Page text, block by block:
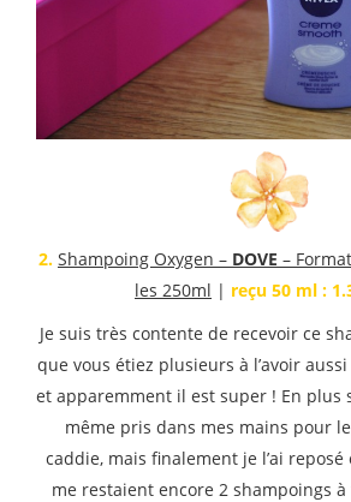
2. Shampoing Oxygen – DOVE –
les 250ml | reçu 50 ml :
Je suis très contente de recevoir ce
que vous étiez plusieurs à l’avoir
et apparemment il est super ! En plus
même pris dans mes mains pour
caddie, mais finalement je l’ai reposé
me restaient encore 2 shampoings